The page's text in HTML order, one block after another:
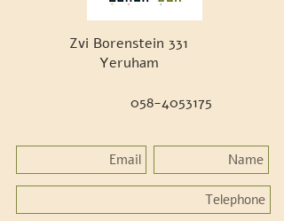
Zvi Borenstein 331
Yeruham
058-4053175